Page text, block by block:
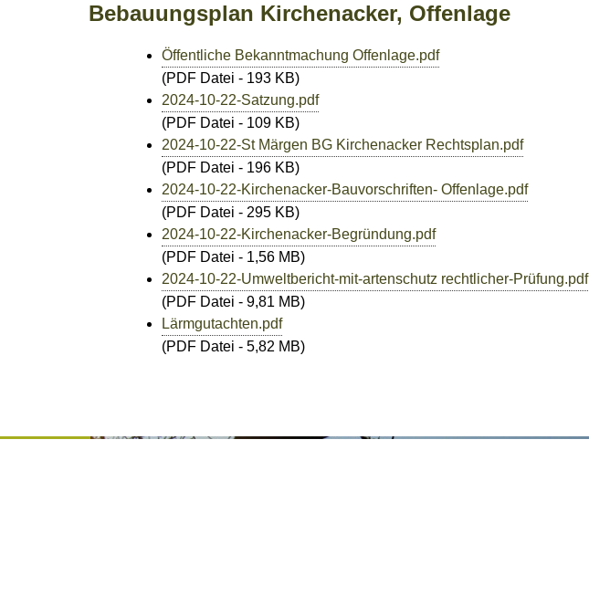
Bebauungsplan Kirchenacker, Offenlage
Öffentliche Bekanntmachung Offenlage.pdf
(PDF Datei - 193 KB)
2024-10-22-Satzung.pdf
(PDF Datei - 109 KB)
2024-10-22-St Märgen BG Kirchenacker Rechtsplan.pdf
(PDF Datei - 196 KB)
2024-10-22-Kirchenacker-Bauvorschriften- Offenlage.pdf
(PDF Datei - 295 KB)
2024-10-22-Kirchenacker-Begründung.pdf
(PDF Datei - 1,56 MB)
2024-10-22-Umweltbericht-mit-artenschutz rechtlicher-Prüfung.pdf
(PDF Datei - 9,81 MB)
Lärmgutachten.pdf
(PDF Datei - 5,82 MB)